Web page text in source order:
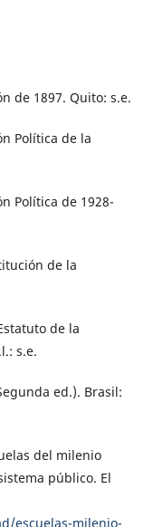
de 1897. Quito: s.e.
Política de la
Política de 1928-
de la
de la
s.e.
ed.). Brasil:
del milenio
público. El
escuelas-milenio-